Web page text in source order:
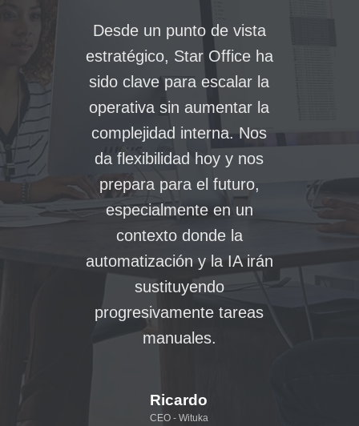
Desde un punto de vista
estratégico, Star Office ha
sido clave para escalar la
operativa sin aumentar la
complejidad interna. Nos
da flexibilidad hoy y nos
prepara para el futuro,
especialmente en un
contexto donde la
automatización y la IA irán
sustituyendo
progresivamente tareas
manuales.
Ricardo
CEO - Wituka